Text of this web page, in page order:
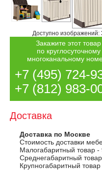
Доступно изображений:
Закажите этот товар
по круглосуточному
многоканальному
+7 (495) 724-
+7 (812) 983-
Доставка
Доставка по Москве
Стоимость доставки
Малогабаритный товар -
Среднегабаритный
Крупногабаритный